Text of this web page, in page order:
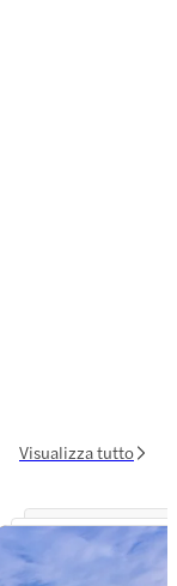
Visualizza tutto